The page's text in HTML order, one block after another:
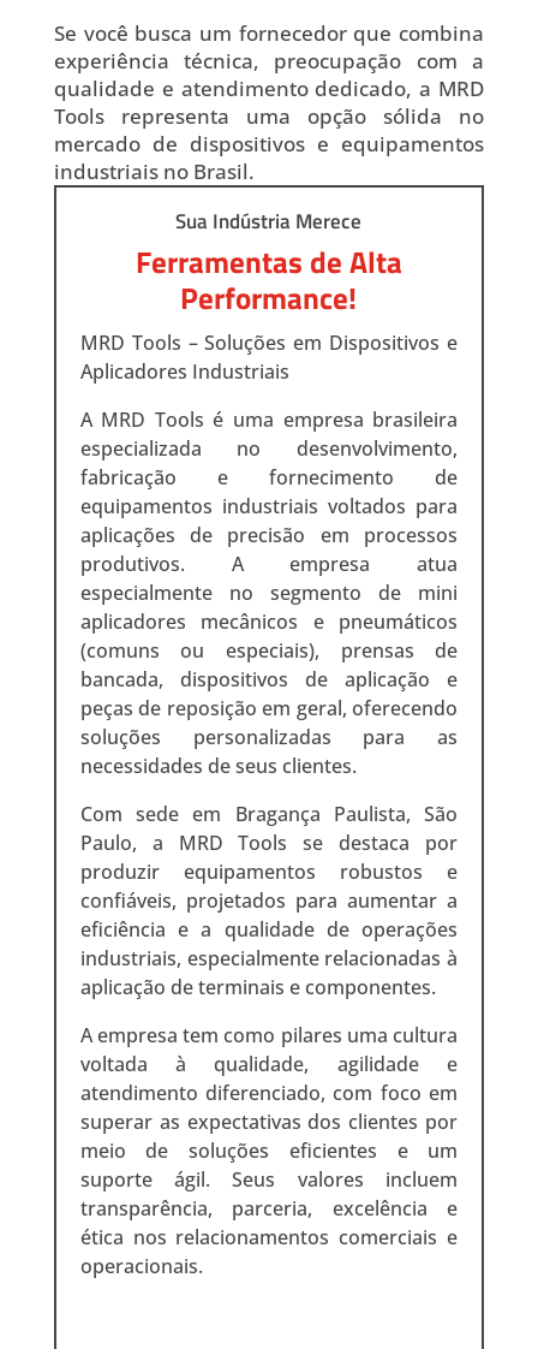
Sua Indústria Merece
Ferramentas de Alta
Performance!
MRD Tools – Soluções em Dispositivos e
Aplicadores Industriais
A MRD Tools é uma empresa brasileira
especializada no desenvolvimento,
fabricação e fornecimento de
equipamentos industriais voltados para
aplicações de precisão em processos
produtivos. A empresa atua
especialmente no segmento de mini
aplicadores mecânicos e pneumáticos
(comuns ou especiais), prensas de
bancada, dispositivos de aplicação e
peças de reposição em geral, oferecendo
soluções personalizadas para as
necessidades de seus clientes.
Com sede em Bragança Paulista, São
Paulo, a MRD Tools se destaca por
produzir equipamentos robustos e
confiáveis, projetados para aumentar a
eficiência e a qualidade de operações
industriais, especialmente relacionadas à
aplicação de terminais e componentes.
A empresa tem como pilares uma cultura
voltada à qualidade, agilidade e
atendimento diferenciado, com foco em
superar as expectativas dos clientes por
meio de soluções eficientes e um
suporte ágil. Seus valores incluem
transparência, parceria, excelência e
ética nos relacionamentos comerciais e
operacionais.
Se você busca um fornecedor que combina
experiência técnica, preocupação com a
qualidade e atendimento dedicado, a MRD
Tools representa uma opção sólida no
mercado de dispositivos e equipamentos
industriais no Brasil.